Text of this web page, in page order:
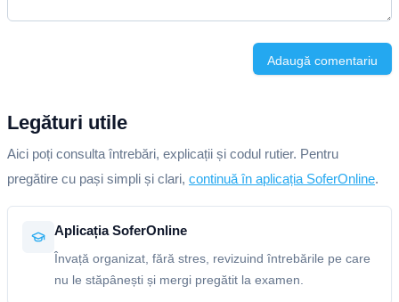
Adaugă comentariu
Legături utile
Aici poți consulta întrebări, explicații și codul rutier. Pentru
pregătire cu pași simpli și clari, continuă în aplicația SoferOnline.
Aplicația SoferOnline
Învață organizat, fără stres, revizuind întrebările pe care
nu le stăpânești și mergi pregătit la examen.